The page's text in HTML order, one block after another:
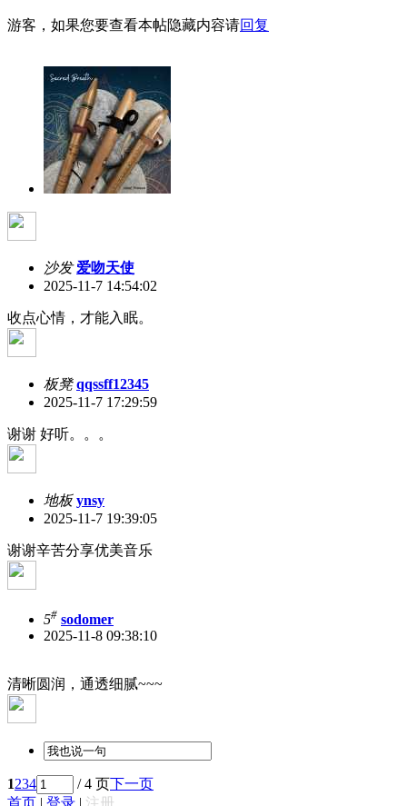
游客，如果您要查看本帖隐藏内容请回复
沙发 爱吻天使
2025-11-7 14:54:02
收点心情，才能入眠。
板凳 qqssff12345
2025-11-7 17:29:59
谢谢 好听。。。
地板 ynsy
2025-11-7 19:39:05
谢谢辛苦分享优美音乐
5# sodomer
2025-11-8 09:38:10
清晰圆润，通透细腻~~~
1234 / 4 页下一页